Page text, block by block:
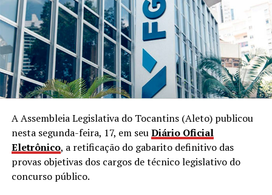
A Assembleia Legislativa do Tocantins (Aleto) publicou
nesta segunda-feira, 17, em seuDiário Oficial
Eletrônico, a retificação do gabarito definitivo das
provas objetivas dos cargos de técnico legislativo do
concurso público.